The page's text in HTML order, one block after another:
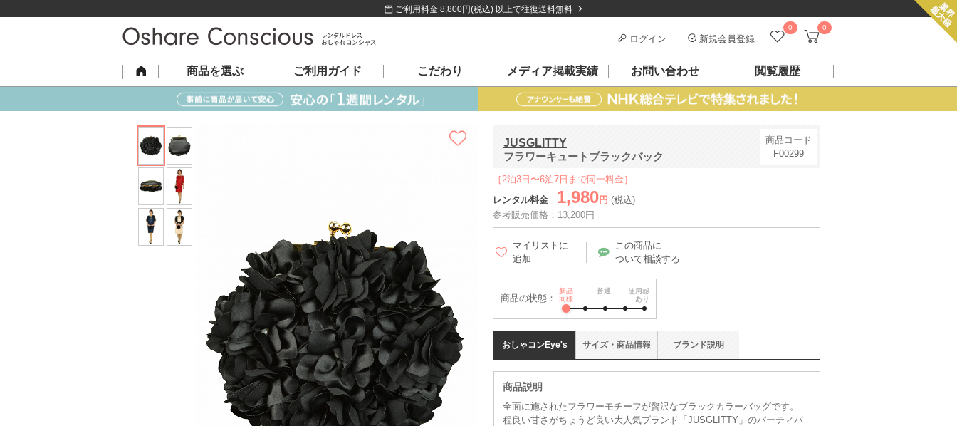
ご利用料金 8,800円(税込) 以上で往復送料無料
0 0
ログイン 新規会員登録
商品を選ぶ ご利用ガイド こだわり メディア掲載実績 お問い合わせ 閲覧履歴
JUSGLITTY
フラワーキュートブラックバック
商品コード
F00299
［2泊3日〜6泊7日まで同一料金］
レンタル料金
1,980 円 (税込)
参考販売価格：13,200円
マイリストに
追加
この商品に
ついて相談する
商品の状態：
新品
同様
普通
使用感
あり
おしゃコンEye's
商品説明
全面に施されたフラワーモチーフが贅沢なブラックカラーバッグです。
程良い甘さがちょうど良い大人気ブランド「JUSGLITTY」のパーティバ
サイズ・ 商品情報 ブランド説明